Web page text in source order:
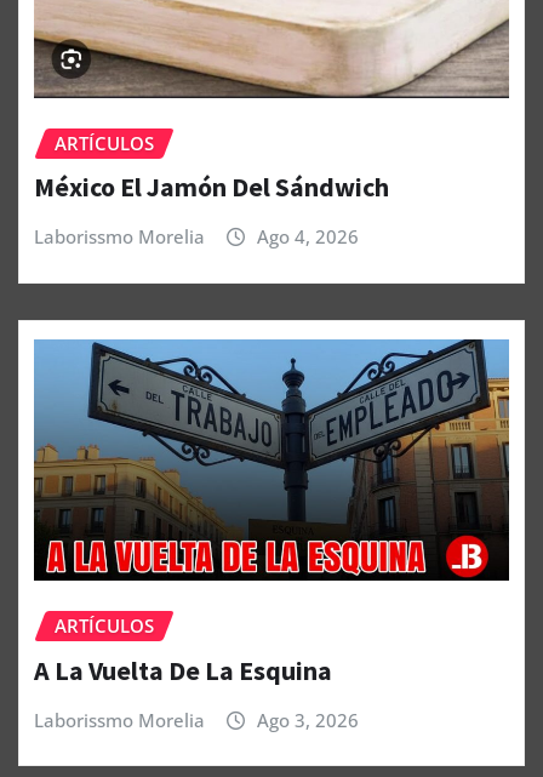
ARTÍCULOS
México El Jamón Del Sándwich
Laborissmo Morelia Ago 4, 2026
ARTÍCULOS
A La Vuelta De La Esquina
Laborissmo Morelia Ago 3, 2026